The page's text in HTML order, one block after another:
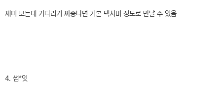
재미 보는데 기다리기 짜증나면 기본 택시비 정도로 만날 수 있음
4. 썸*잇